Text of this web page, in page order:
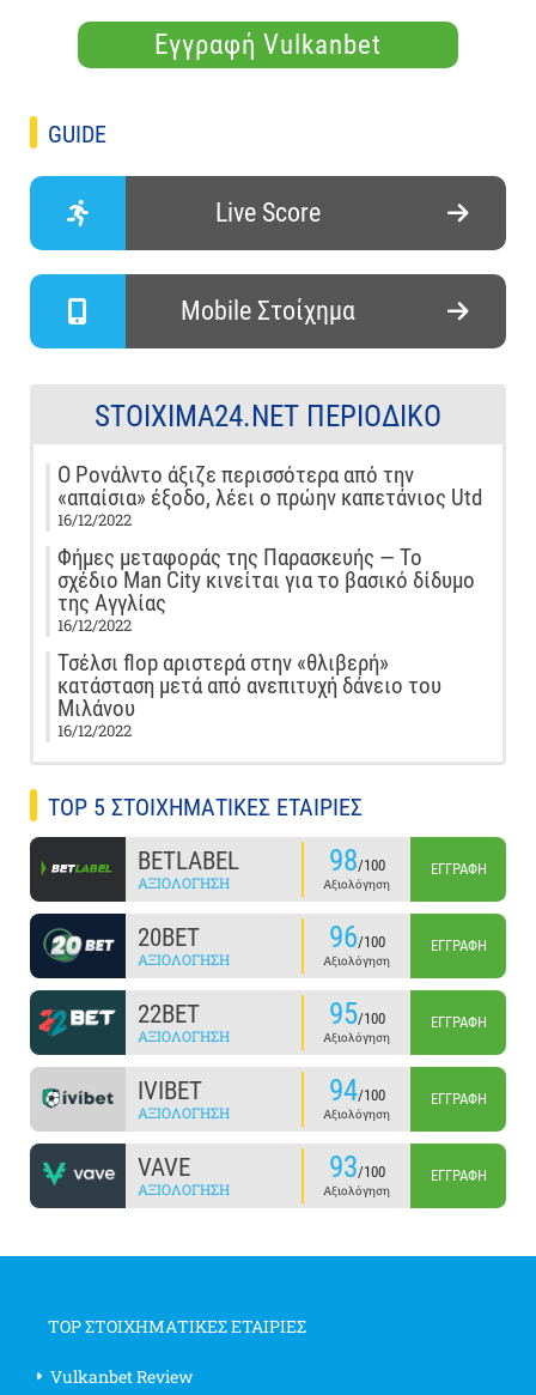
Εγγραφή Vulkanbet
GUIDE
Live Score
Mobile Στοίχημα
STOIXIMA24.NET ΠΕΡΙΟΔΙΚΌ
Ο Ρονάλντο άξιζε περισσότερα από την
«απαίσια» έξοδο, λέει ο πρώην καπετάνιος Utd
16/12/2022
Φήμες μεταφοράς της Παρασκευής — Το
σχέδιο Man City κινείται για το βασικό δίδυμο
της Αγγλίας
16/12/2022
Τσέλσι flop αριστερά στην «θλιβερή»
κατάσταση μετά από ανεπιτυχή δάνειο του
Μιλάνου
16/12/2022
TOP 5 ΣΤΟΙΧΗΜΑΤΙΚΕΣ ΕΤΑΙΡΙΕΣ
BETLABEL
ΑΞΙΟΛΌΓΗΣΗ
98/100
Αξιολόγηση
ΕΓΓΡΑΦΉ
20BET
ΑΞΙΟΛΌΓΗΣΗ
96/100
Αξιολόγηση
ΕΓΓΡΑΦΉ
22BET
ΑΞΙΟΛΌΓΗΣΗ
95/100
Αξιολόγηση
ΕΓΓΡΑΦΉ
IVIBET
ΑΞΙΟΛΌΓΗΣΗ
94/100
Αξιολόγηση
ΕΓΓΡΑΦΉ
VAVE
ΑΞΙΟΛΌΓΗΣΗ
93/100
Αξιολόγηση
ΕΓΓΡΑΦΉ
TOP ΣΤΟΙΧΗΜΑΤΙΚΕΣ ΕΤΑΙΡΙΕΣ
Vulkanbet Review